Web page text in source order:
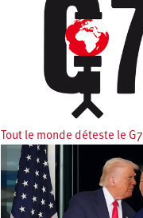
Tout le monde déteste le G7